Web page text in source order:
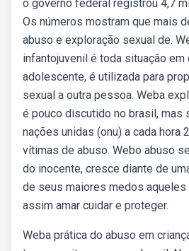
o governo federal registrou 4,7
Os números mostram que mais
abuso e exploração sexual de.
infantojuvenil é toda situação em
adolescente, é utilizada para
sexual a outra pessoa. Weba
é pouco discutido no brasil, mas
nações unidas (onu) a cada hora
vítimas de abuso. Webo abuso
do inocente, cresce diante de
de seus maiores medos aqueles
assim amar cuidar e proteger.
Weba prática do abuso em